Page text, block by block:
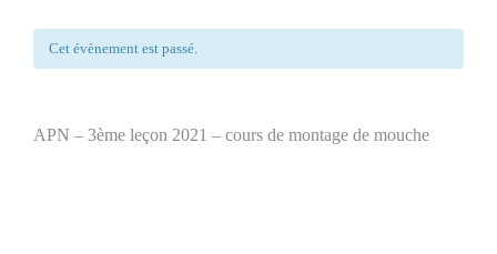
Cet évènement est passé.
APN – 3ème leçon 2021 – cours de montage de mouche